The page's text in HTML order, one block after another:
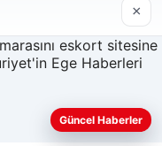
×
Güncel Haberler